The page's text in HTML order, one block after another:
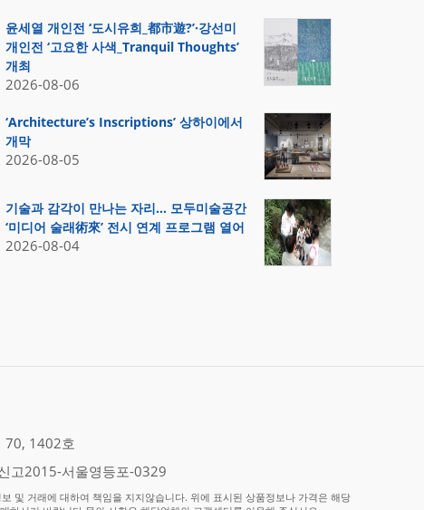
윤세열 개인전 ‘도시유희_都市遊?’·강선미
개인전 ‘고요한 사색_Tranquil Thoughts’
개최
2026-08-06
‘Architecture’s Inscriptions’ 상하이에서
개막
2026-08-05
기술과 감각이 만나는 자리… 모두미술공간
‘미디어 술래術來’ 전시 연계 프로그램 열어
2026-08-04
70, 1402호
고2015-서울영등포-0329
및 거래에 대하여 책임을 지지않습니다. 위에 표시된 상품정보나 가격은 해당